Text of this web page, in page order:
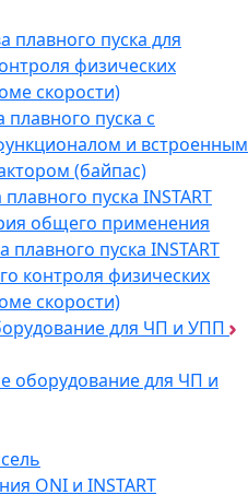
плавного пуска для
физических
скорости)
плавного пуска с
и встроенным
(байпас)
плавного пуска INSTART
общего применения
плавного пуска INSTART
контроля физических
скорости)
для ЧП и УПП
оборудование для ЧП и
ONI и INSTART